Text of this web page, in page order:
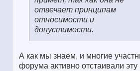
отвечает принципам
относимости и
допустимости.
А как мы знаем, и многие
форума активно отстаивали эту